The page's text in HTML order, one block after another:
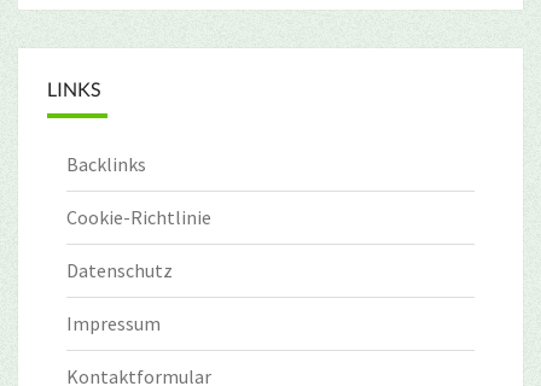
LINKS
Backlinks
Cookie-Richtlinie
Datenschutz
Impressum
Kontaktformular